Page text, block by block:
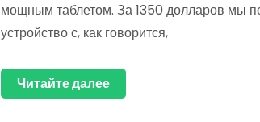
мощным таблетом. За 1350 долларов мы
устройство с, как говорится,
Читайте далее